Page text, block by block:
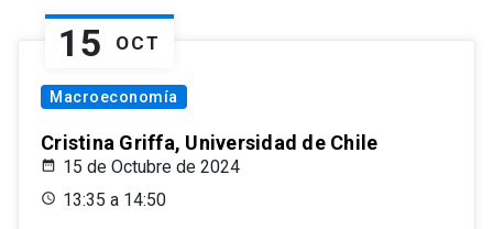
15 OCT
Macroeconomía
Cristina Griffa, Universidad de Chile
15 de Octubre de 2024
13:35 a 14:50